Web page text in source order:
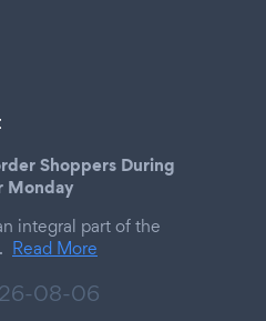
Shoppers During
Monday
integral part of the
Read More
08-06